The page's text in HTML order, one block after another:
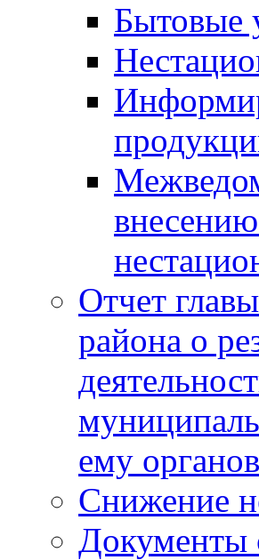
Бытовые
Отчет
района о
ему
Снижение
Документы